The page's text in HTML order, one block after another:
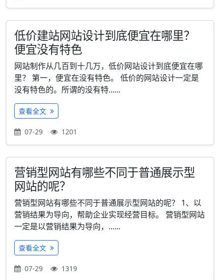
低价建站网站设计到底便宜在哪里？
便宜没有特色
网站制作从几百到十几万，低价网站设计到底便宜在哪
里？ 第一，便宜在没有特色。 低价的网站设计一定是
没有特色的。所谓的没有特......
查看全文
07-29 1201
营销型网站有哪些不同于普通展示型
网站的呢？
营销型网站有哪些不同于普通展示型网站的呢？ 1、以
营销结果为导向，帮助企业实现经营目标。 营销型网站
一定是以营销结果为导向，......
查看全文
07-29 1319